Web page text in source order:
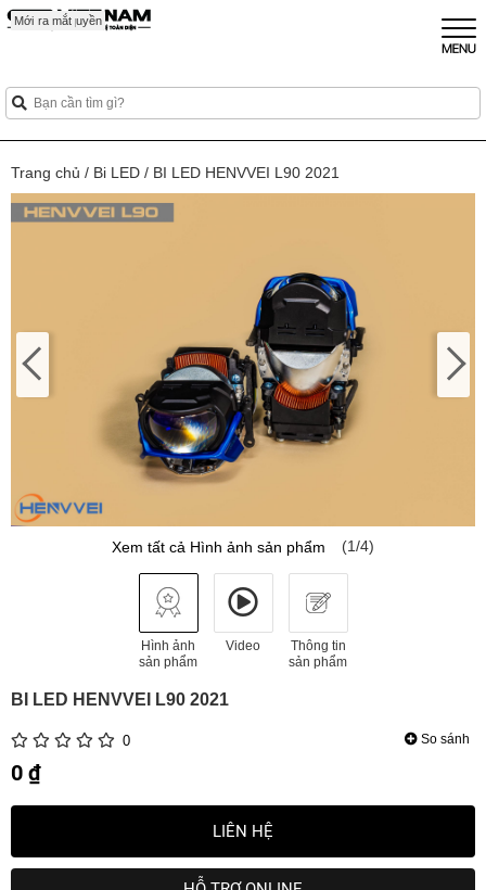
Trang chủ / Bi LED / BI LED HENVVEI L90 2021
Xem tất cả Hình ảnh sản phẩm (1/4)
Hình ảnh
sản phẩm
Video
Thông tin
sản phẩm
BI LED HENVVEI L90 2021
0 So sánh
0 ₫
LIÊN HỆ
Mới Độc quyền
Sắp ra mắt
Mới
Mới